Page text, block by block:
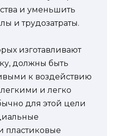
и уменьшить
и трудозатраты.
изготавливают
должны быть
к воздействию
и легко
для этой цели
пластиковые